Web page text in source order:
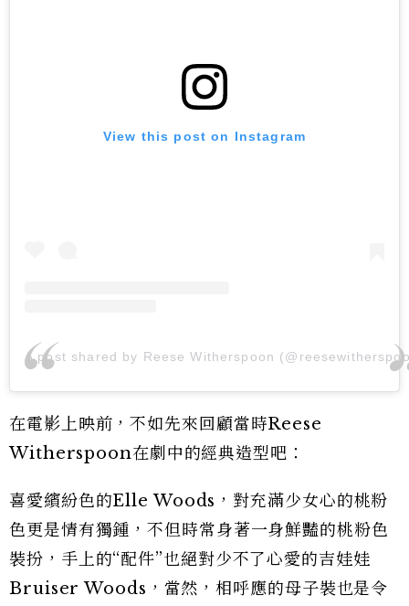
View this post on Instagram
A post shared by Reese Witherspoon
在電影上映前，不如先來回顧當時Reese
Witherspoon在劇中的經典造型吧：
喜愛繽紛色的Elle Woods，對充滿少女心的桃粉
色更是情有獨鍾，不但時常身著一身鮮豔的桃粉色
裝扮，手上的“配件”也絕對少不了心愛的吉娃娃
Bruiser Woods，當然，相呼應的母子裝也是令